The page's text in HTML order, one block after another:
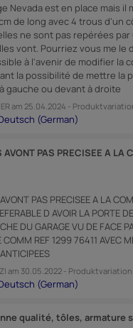
Nevada est en place mais il
de long avec 4 trous d'un
ne sont pas repérées par
vont. Pourriez vous me le
à l'avenir de modifier la
la possibilité de mettre la
gauche ou devant à droite
am 25.04.2024 -
AVONT PAS PRECISEE A LA
PAS PRECISEE A LA
D AVOIR LA PORTE
DU GARAGE VU DE FACE
COMM REF 1299 76411 AVEC
am 30.05.2022 - Produktvariation
qualité, tôles, armature